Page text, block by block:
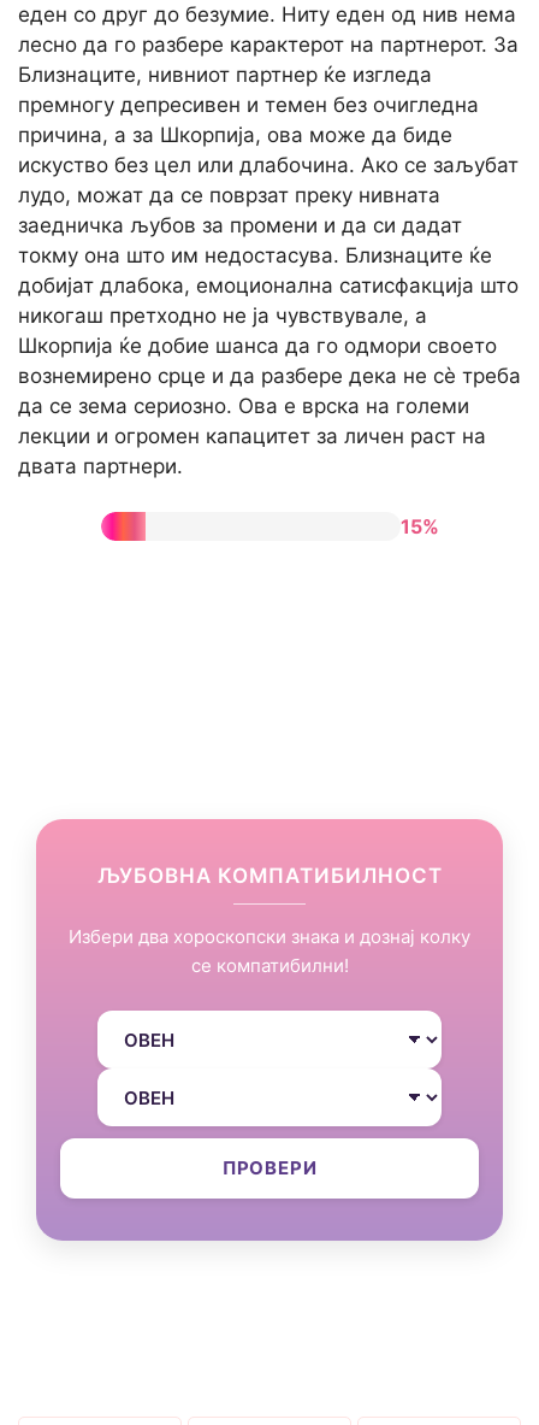
еден со друг до безумие. Ниту еден од нив нема
лесно да го разбере карактерот на партнерот. За
Близнаците, нивниот партнер ќе изгледа
премногу депресивен и темен без очигледна
причина, а за Шкорпија, ова може да биде
искуство без цел или длабочина. Ако се заљубат
лудо, можат да се поврзат преку нивната
заедничка љубов за промени и да си дадат
токму она што им недостасува. Близнаците ќе
добијат длабока, емоционална сатисфакција што
никогаш претходно не ја чувствувале, а
Шкорпија ќе добие шанса да го одмори своето
вознемирено срце и да разбере дека не сè треба
да се зема сериозно. Ова е врска на големи
лекции и огромен капацитет за личен раст на
двата партнери.
15%
ЉУБОВНА КОМПАТИБИЛНОСТ
Избери два хороскопски знака и дознај колку
се компатибилни!
ПРОВЕРИ